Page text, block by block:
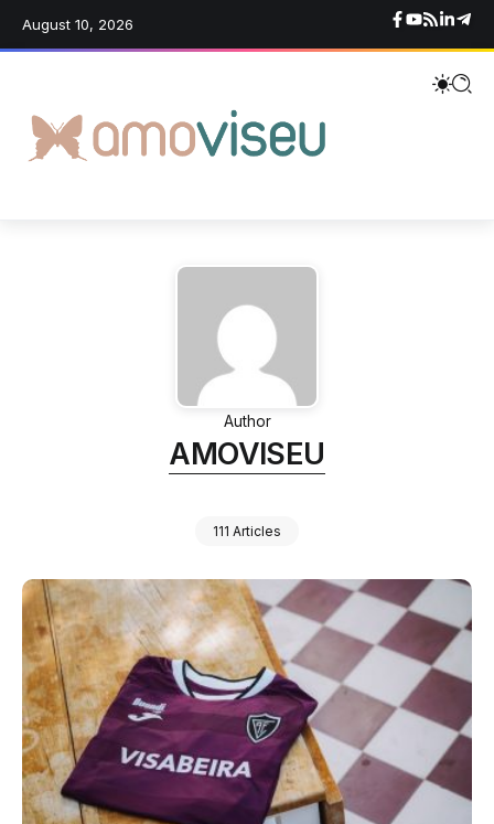
August 10, 2026
Author
AMOVISEU
111 Articles